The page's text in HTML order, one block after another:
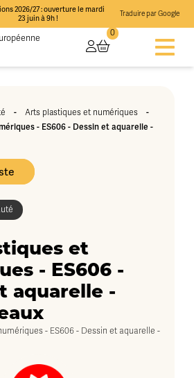
2026/27 : ouverture le mardi
23 juin à 9h !
Traduire par Google
0
- Arts plastiques et numériques
-
- ES606 - Dessin et aquarelle -
et
- ES606 -
aquarelle -